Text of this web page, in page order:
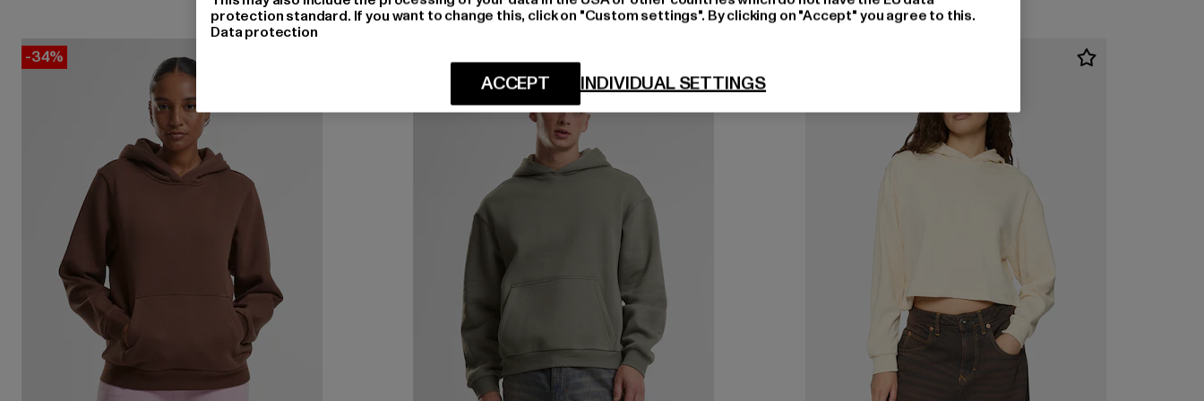
-34% -36%
protection standard. If you want to change this, click on "Custom settings". By clicking on "Accept" you agree to this.
Data protection
INDIVIDUAL SETTINGS
ACCEPT